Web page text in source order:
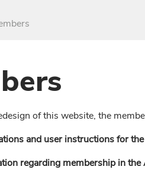
of this website, the
and user instructions for
regarding membership in the